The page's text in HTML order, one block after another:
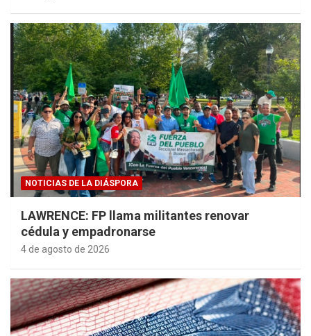
NOTICIAS DE LA DIÁSPORA
LAWRENCE: FP llama militantes renovar
cédula y empadronarse
4 de agosto de 2026